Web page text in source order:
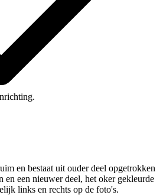
en bestaat uit ouder deel opgetrokken
en een nieuwer deel, het oker gekleurde
links en rechts op de foto's.